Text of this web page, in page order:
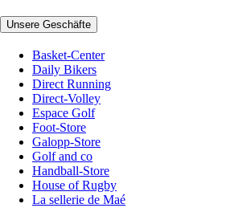
Unsere Geschäfte
Basket-Center
Daily Bikers
Direct Running
Direct-Volley
Espace Golf
Foot-Store
Galopp-Store
Golf and co
Handball-Store
House of Rugby
La sellerie de Maé